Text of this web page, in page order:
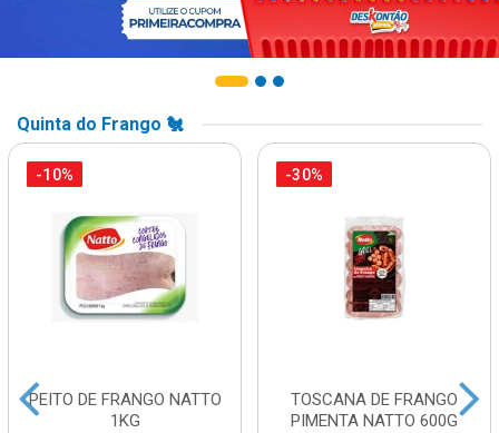
Quinta do Frango 🐔
-10%
PEITO DE FRANGO NATTO
1KG
-30%
TOSCANA DE FRANGO
PIMENTA NATTO 600G